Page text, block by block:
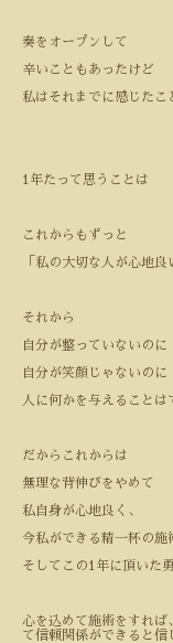
奏をオープンして
辛いこともあったけど
私はそれまでに感じたこ
1 年たって思うことは
これからもずっと
「私の大切な人が心地
それから
自分が整っていないのに
自分が笑顔じゃないのに
人に何かを与えることは
だからこれからは
無理な背伸びをやめて
私自身が心地良く、
今私ができる精一杯の施
そしてこの1 年に頂いた
心を込めて施術をすれば
て信頼関係ができると信